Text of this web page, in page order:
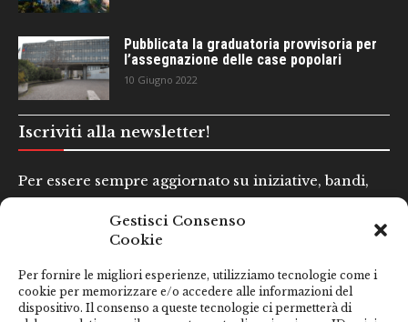
Gestisci Consenso
Cookie
Per fornire le migliori esperienze, utilizziamo tecnologie come i
cookie per memorizzare e/o accedere alle informazioni del
dispositivo. Il consenso a queste tecnologie ci permetterà di
Pubblicata la graduatoria provvisoria per
l’assegnazione delle case popolari
10 Giugno 2022
Iscriviti alla newsletter!
Per essere sempre aggiornato su iniziative, bandi,
Email*